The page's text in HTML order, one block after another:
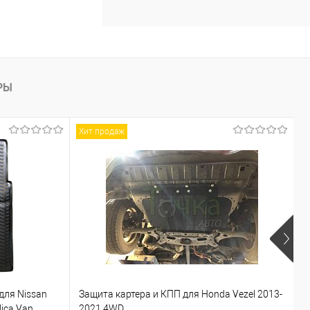
Nissan
Хит продаж
Защита картера и КПП для Honda Vezel 2013-